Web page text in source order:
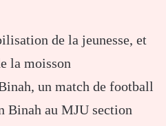
de la jeunesse, et
la moisson
un match de football
Binah au MJU section